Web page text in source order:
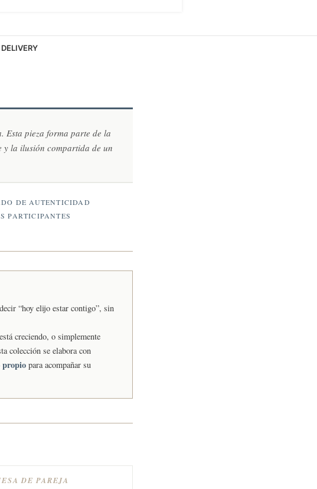
Esta pieza forma parte de la
la ilusión compartida de un
DE AUTENTICIDAD
PARTICIPANTES
“hoy elijo estar contigo”, sin
creciendo, o simplemente
colección se elabora con
propio para acompañar su
DE PAREJA